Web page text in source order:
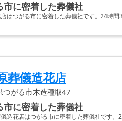
市に密着した葬儀社
はつがる市に密着した葬儀社です。24時間
葬儀造花店
つがる市木造種取47
市に密着した葬儀社
造花店はつがる市に密着した葬儀社です。